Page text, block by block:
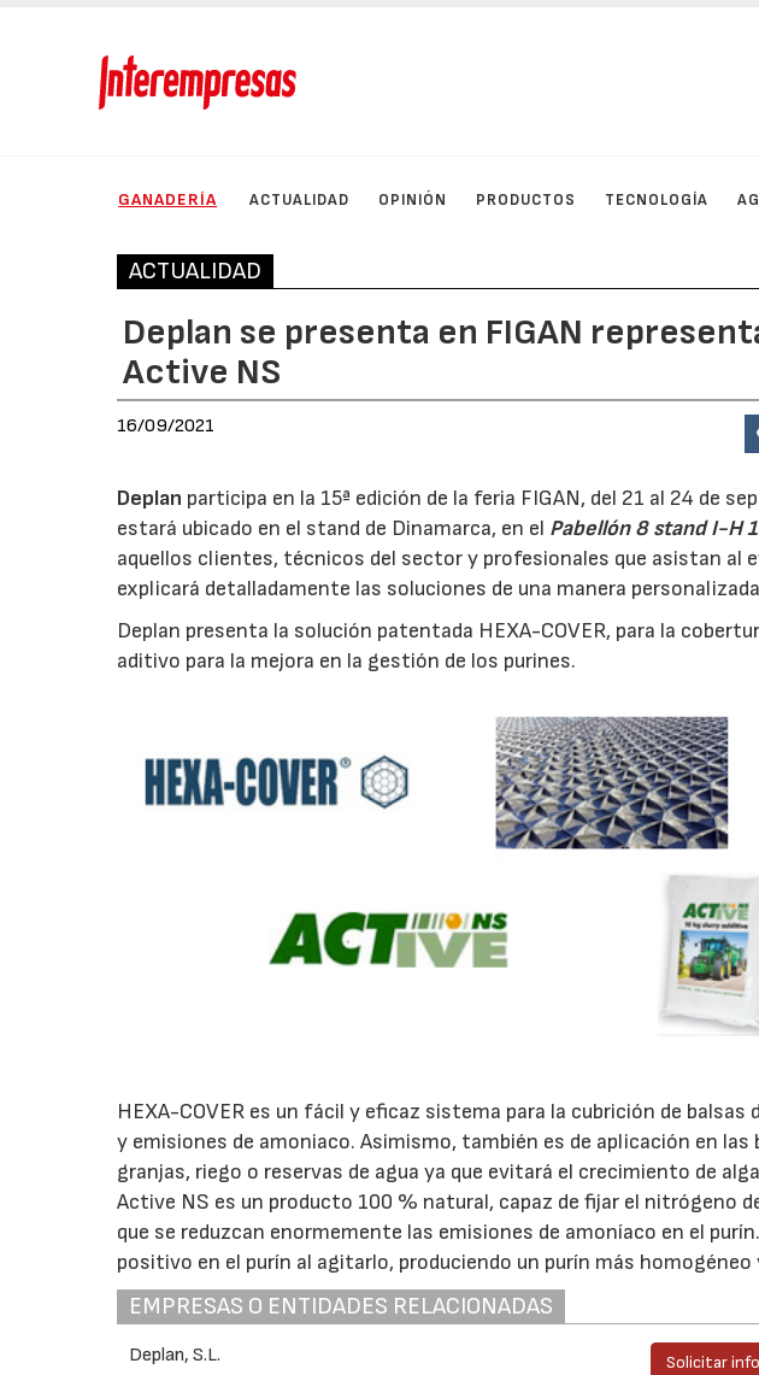
GANADERÍA ACTUALIDAD OPINIÓN PRODUCTOS TECNOLOGÍA
ACTUALIDAD
Deplan se presenta en FIGAN
Active NS
16/09/2021
Deplan participa en la 15ª edición de la feria FIGAN, del 21 al 24 de
estará ubicado en el stand de Dinamarca, en el Pabellón 8 stand I-H
aquellos clientes, técnicos del sector y profesionales que asistan al
explicará detalladamente las soluciones de una manera
Deplan presenta la solución patentada HEXA-COVER, para la
aditivo para la mejora en la gestión de los purines.
HEXA-COVER es un fácil y eficaz sistema para la cubrición de
y emisiones de amoniaco. Asimismo, también es de aplicación en
granjas, riego o reservas de agua ya que evitará el crecimiento de
Active NS es un producto 100 % natural, capaz de fijar el nitrógeno
que se reduzcan enormemente las emisiones de amoníaco en el
positivo en el purín al agitarlo, produciendo un purín más homogéneo
EMPRESAS O ENTIDADES RELACIONADAS
Deplan, S.L. Solicitar